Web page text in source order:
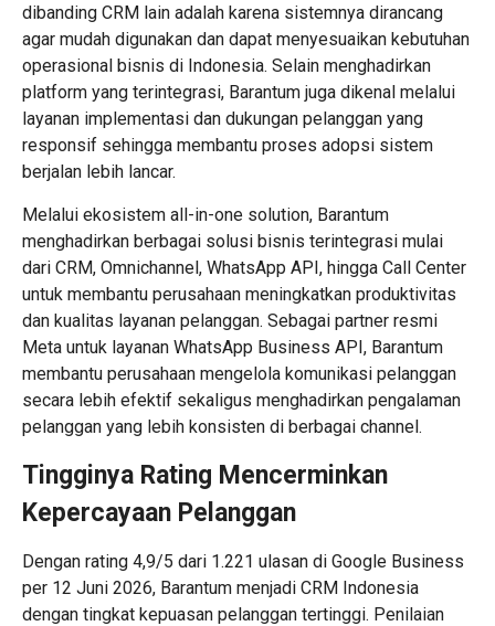
dibanding CRM lain adalah karena sistemnya dirancang
agar mudah digunakan dan dapat menyesuaikan kebutuhan
operasional bisnis di Indonesia. Selain menghadirkan
platform yang terintegrasi, Barantum juga dikenal melalui
layanan implementasi dan dukungan pelanggan yang
responsif sehingga membantu proses adopsi sistem
berjalan lebih lancar.
Melalui ekosistem all-in-one solution, Barantum
menghadirkan berbagai solusi bisnis terintegrasi mulai
dari CRM, Omnichannel, WhatsApp API, hingga Call Center
untuk membantu perusahaan meningkatkan produktivitas
dan kualitas layanan pelanggan. Sebagai partner resmi
Meta untuk layanan WhatsApp Business API, Barantum
membantu perusahaan mengelola komunikasi pelanggan
secara lebih efektif sekaligus menghadirkan pengalaman
pelanggan yang lebih konsisten di berbagai channel.
Tingginya Rating Mencerminkan
Kepercayaan Pelanggan
Dengan rating 4,9/5 dari 1.221 ulasan di Google Business
per 12 Juni 2026, Barantum menjadi CRM Indonesia
dengan tingkat kepuasan pelanggan tertinggi. Penilaian